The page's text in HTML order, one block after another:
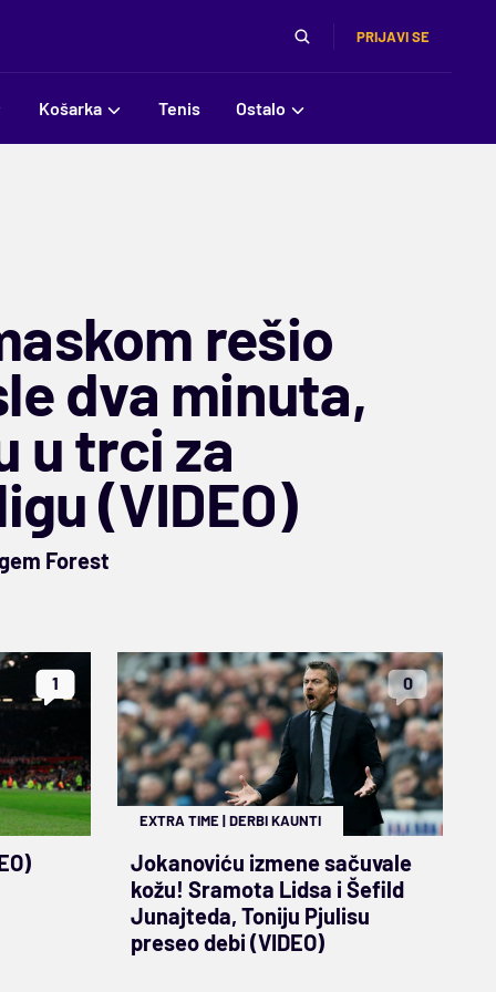
PRIJAVI SE
Košarka Tenis Ostalo
rešio
dva minuta,
u trci za
(VIDEO)
Forest
1 0
EXTRA TIME|DERBI KAUNTI
Jokanoviću izmene sačuvale
kožu! Sramota Lidsa i Šefild
Junajteda, Toniju Pjulisu
preseo debi (VIDEO)